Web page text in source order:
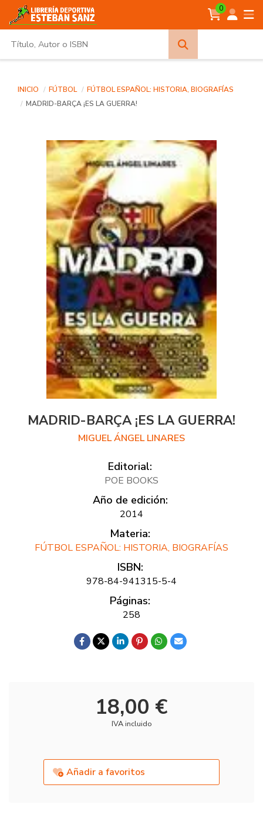
0
INICIO FÚTBOL
FÚTBOL ESPAÑOL: HISTORIA, BIOGRAFÍAS
MADRID-BARÇA ¡ES LA GUERRA!
MADRID-BARÇA ¡ES LA GUERRA!
MIGUEL ÁNGEL LINARES
Editorial:
POE BOOKS
Año de edición:
2014
Materia:
FÚTBOL ESPAÑOL: HISTORIA, BIOGRAFÍAS
ISBN:
978-84-941315-5-4
Páginas:
258
18,00 €
IVA incluido
Añadir a favoritos